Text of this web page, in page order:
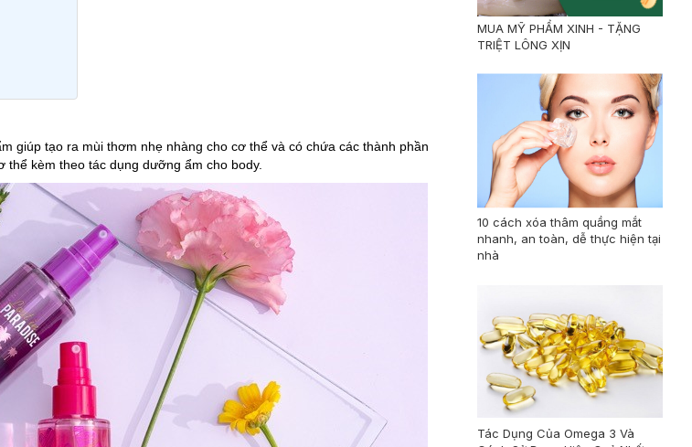
giúp tạo ra mùi thơm nhẹ nhàng cho cơ thể và có chứa các thành phần
kèm theo tác dụng dưỡng ẩm cho body.
MUA MỸ PHẨM XINH - TẶNG
TRIỆT LÔNG XỊN
10 cách xóa thâm quầng mắt
nhanh, an toàn, dễ thực hiện tại
nhà
Tác Dụng Của Omega 3 Và